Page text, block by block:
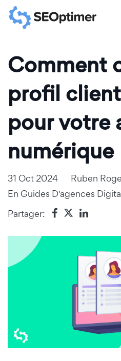
Comment
profil
pour votre
numérique
31 Oct 2024
Ruben
En Guides D'agences
Partager: